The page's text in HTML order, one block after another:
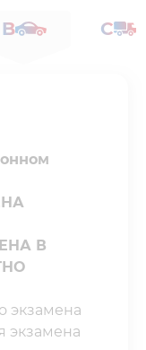
B C
В
экзамена⁣⁣
экзамена